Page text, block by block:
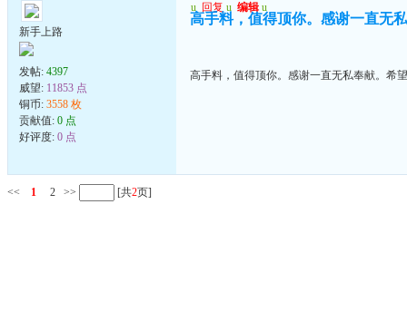
新手上路
发帖: 4397
威望: 11853 点
铜币: 3558 枚
贡献值: 0 点
好评度: 0 点
u 回复 u 编辑 u
高手料，值得顶你。感谢一直无
高手料，值得顶你。感谢一直无私奉献。希
<< 1 2 >> [共2页]